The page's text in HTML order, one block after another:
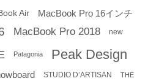
Air MacBook Pro 16インチ
MacBook Pro 2018 new
Patagonia Peak Design
STUDIO D’ARTISAN THE